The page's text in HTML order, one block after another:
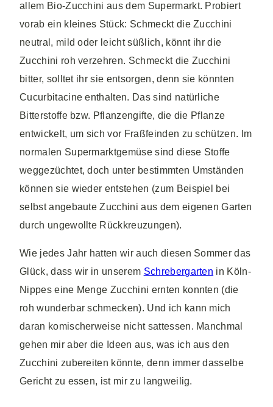
allem Bio-Zucchini aus dem Supermarkt. Probiert
vorab ein kleines Stück: Schmeckt die Zucchini
neutral, mild oder leicht süßlich, könnt ihr die
Zucchini roh verzehren. Schmeckt die Zucchini
bitter, solltet ihr sie entsorgen, denn sie könnten
Cucurbitacine enthalten. Das sind natürliche
Bitterstoffe bzw. Pflanzengifte, die die Pflanze
entwickelt, um sich vor Fraßfeinden zu schützen. Im
normalen Supermarktgemüse sind diese Stoffe
weggezüchtet, doch unter bestimmten Umständen
können sie wieder entstehen (zum Beispiel bei
selbst angebaute Zucchini aus dem eigenen Garten
durch ungewollte Rückkreuzungen).
Wie jedes Jahr hatten wir auch diesen Sommer das
Glück, dass wir in unserem Schrebergarten in Köln-
Nippes eine Menge Zucchini ernten konnten (die
roh wunderbar schmecken). Und ich kann mich
daran komischerweise nicht sattessen. Manchmal
gehen mir aber die Ideen aus, was ich aus den
Zucchini zubereiten könnte, denn immer dasselbe
Gericht zu essen, ist mir zu langweilig.